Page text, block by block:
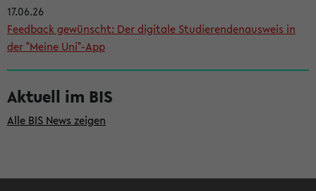
e
i
s
t
e
17.06.26
Feedback gewünscht: Der digitale Studierendenausweis in
der "Meine Uni"-App
Aktuell im BIS
Alle BIS News zeigen